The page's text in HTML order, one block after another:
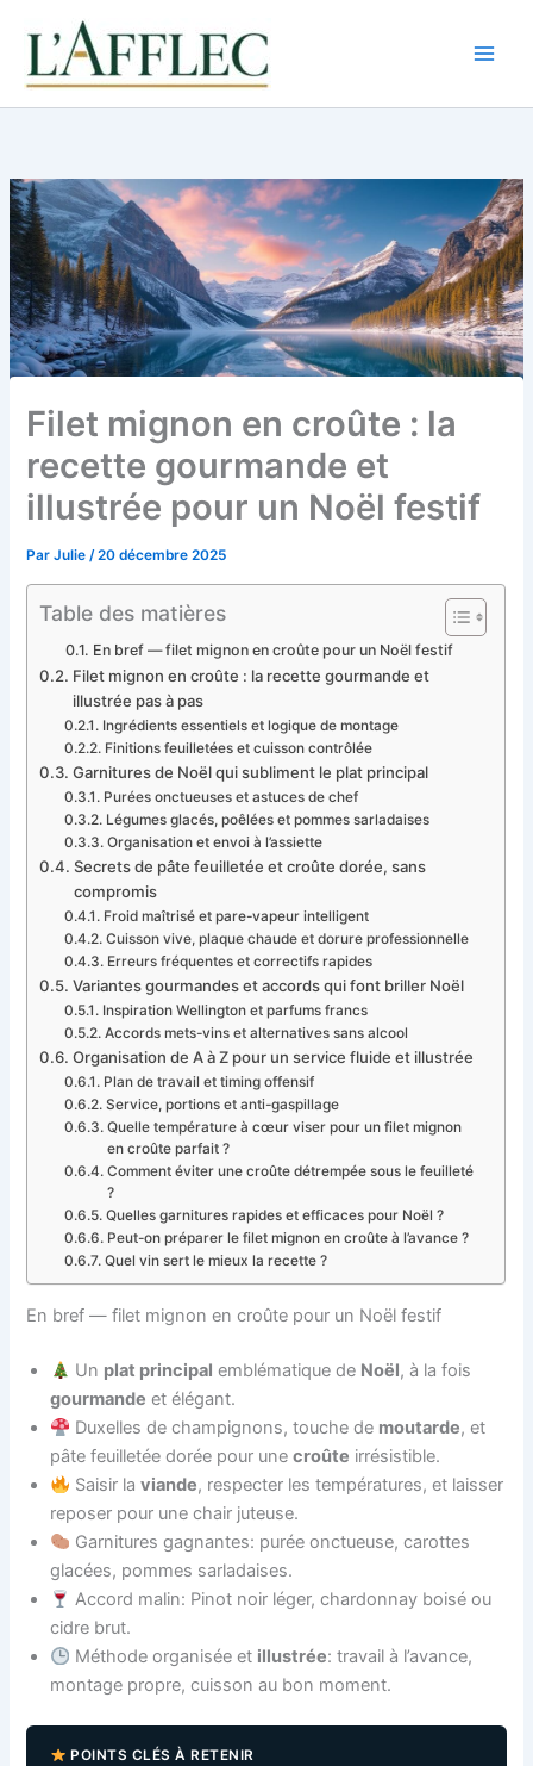
contenu
Filet mignon en croûte : la
recette gourmande et
illustrée pour un Noël festif
ParJulie/20 décembre 2025
Table des matières
En bref — filet mignon en croûte pour un Noël festif
Filet mignon en croûte : la recette gourmande et
illustrée pas à pas
Ingrédients essentiels et logique de montage
Finitions feuilletées et cuisson contrôlée
Garnitures de Noël qui subliment le plat principal
Purées onctueuses et astuces de chef
Légumes glacés, poêlées et pommes sarladaises
Organisation et envoi à l’assiette
Secrets de pâte feuilletée et croûte dorée, sans
compromis
Froid maîtrisé et pare-vapeur intelligent
Cuisson vive, plaque chaude et dorure professionnelle
Erreurs fréquentes et correctifs rapides
Variantes gourmandes et accords qui font briller Noël
Inspiration Wellington et parfums francs
Accords mets-vins et alternatives sans alcool
Organisation de A à Z pour un service fluide et illustrée
Plan de travail et timing offensif
Service, portions et anti-gaspillage
Quelle température à cœur viser pour un filet mignon
en croûte parfait ?
Comment éviter une croûte détrempée sous le feuilleté
?
Quelles garnitures rapides et efficaces pour Noël ?
Peut-on préparer le filet mignon en croûte à l’avance ?
Quel vin sert le mieux la recette ?
En bref — filet mignon en croûte pour un Noël festif
Un plat principal emblématique de Noël, à la fois
gourmande et élégant.
Duxelles de champignons, touche de moutarde, et
pâte feuilletée dorée pour unecroûte irrésistible.
Saisir laviande, respecter les températures, et laisser
reposer pour une chair juteuse.
Garnitures gagnantes: purée onctueuse, carottes
glacées, pommes sarladaises.
Accord malin: Pinot noir léger, chardonnay boisé ou
cidre brut.
Méthode organisée et illustrée: travail à l’avance,
montage propre, cuisson au bon moment.
POINTS CLÉS À RETENIR